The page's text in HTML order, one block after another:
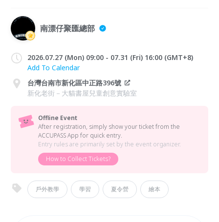
南漂仔聚匯總部
2026.07.27 (Mon) 09:00 - 07.31 (Fri) 16:00 (GMT+8)
Add To Calendar
台灣台南市新化區中正路396號
新化老街－大貓書屋兒童創意實驗室
Offline Event
After registration, simply show your ticket from the
ACCUPASS App for quick entry.
Entry rules are primarily set by the event organizer.
How to Collect Tickets?
戶外教學 學習 夏令營 繪本